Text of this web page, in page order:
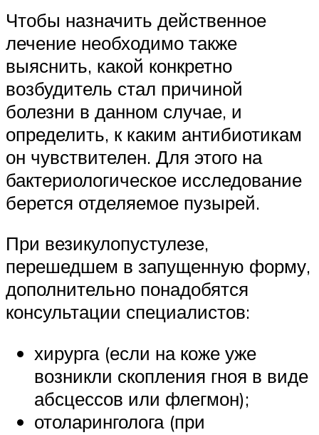
Чтобы назначить действенное
лечение необходимо также
выяснить, какой конкретно
возбудитель стал причиной
болезни в данном случае, и
определить, к каким антибиотикам
он чувствителен. Для этого на
бактериологическое исследование
берется отделяемое пузырей.
При везикулопустулезе,
перешедшем в запущенную форму,
дополнительно понадобятся
консультации специалистов:
хирурга (если на коже уже
возникли скопления гноя в виде
абсцессов или флегмон);
отоларинголога (при